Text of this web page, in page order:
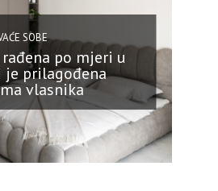
SOBE
po mjeri u
prilagođena
vlasnika